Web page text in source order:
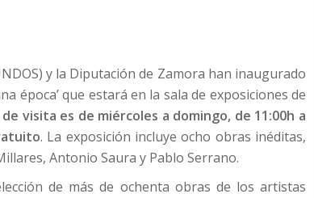
y la Diputación de Zamora han inaugurado
época’ que estará en la sala de exposiciones de
visita es de miércoles a domingo, de 11:00h a
. La exposición incluye ocho obras inéditas,
Antonio Saura y Pablo Serrano.
de más de ochenta obras de los artistas